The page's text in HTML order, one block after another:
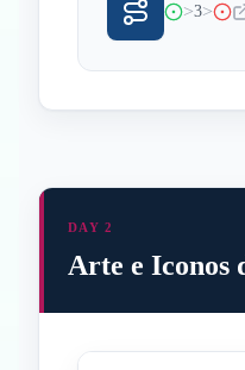
>3>
DAY 2
Arte e Iconos